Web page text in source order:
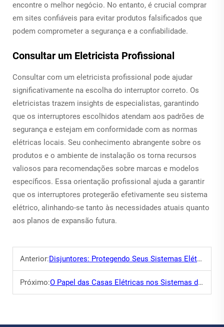
encontre o melhor negócio. No entanto, é crucial comprar
em sites confiáveis para evitar produtos falsificados que
podem comprometer a segurança e a confiabilidade.
Consultar um Eletricista Profissional
Consultar com um eletricista profissional pode ajudar
significativamente na escolha do interruptor correto. Os
eletricistas trazem insights de especialistas, garantindo
que os interruptores escolhidos atendam aos padrões de
segurança e estejam em conformidade com as normas
elétricas locais. Seu conhecimento abrangente sobre os
produtos e o ambiente de instalação os torna recursos
valiosos para recomendações sobre marcas e modelos
específicos. Essa orientação profissional ajuda a garantir
que os interruptores protegerão efetivamente seu sistema
elétrico, alinhando-se tanto às necessidades atuais quanto
aos planos de expansão futura.
Anterior:Disjuntores: Protegendo Seus Sistemas Elétricos de Sobrecargas
Próximo:O Papel das Casas Elétricas nos Sistemas de Energia Modernos